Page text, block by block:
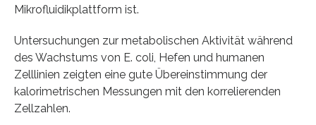
Mikrofluidikplattform ist.
Untersuchungen zur metabolischen Aktivität während
des Wachstums von E. coli, Hefen und humanen
Zelllinien zeigten eine gute Übereinstimmung der
kalorimetrischen Messungen mit den korrelierenden
Zellzahlen.